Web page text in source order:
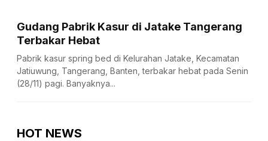
Gudang Pabrik Kasur di Jatake Tangerang
Terbakar Hebat
Pabrik kasur spring bed di Kelurahan Jatake, Kecamatan
Jatiuwung, Tangerang, Banten, terbakar hebat pada Senin
(28/11) pagi. Banyaknya...
HOT NEWS